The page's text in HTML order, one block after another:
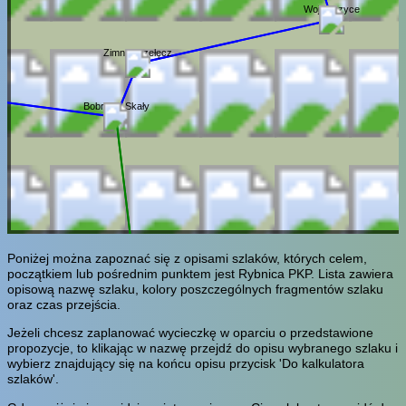
Bobrowe Skały
Wojcieszyce
Zimna Przełęcz
Poniżej można zapoznać się z opisami szlaków, których celem,
początkiem lub pośrednim punktem jest Rybnica PKP. Lista zawiera
opisową nazwę szlaku, kolory poszczególnych fragmentów szlaku
oraz czas przejścia.
Jeżeli chcesz zaplanować wycieczkę w oparciu o przedstawione
propozycje, to klikając w nazwę przejdź do opisu wybranego szlaku i
wybierz znajdujący się na końcu opisu przycisk 'Do kalkulatora
szlaków'.